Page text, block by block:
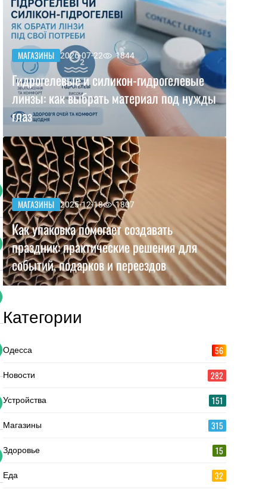
МАГАЗИНЫ 2026-07-22 1844
Гидрогелевые и силикон-гидрогелевые
линзы: как выбрать материал под нужды
глаз
МАГАЗИНЫ 2025-12-18 1807
Как упаковка помогает создавать
праздник: практические решения для
событий, подарков и переездов
Категории
Одесса 56
Новости 282
Устройства 151
Магазины 315
Здоровье 15
Еда 32